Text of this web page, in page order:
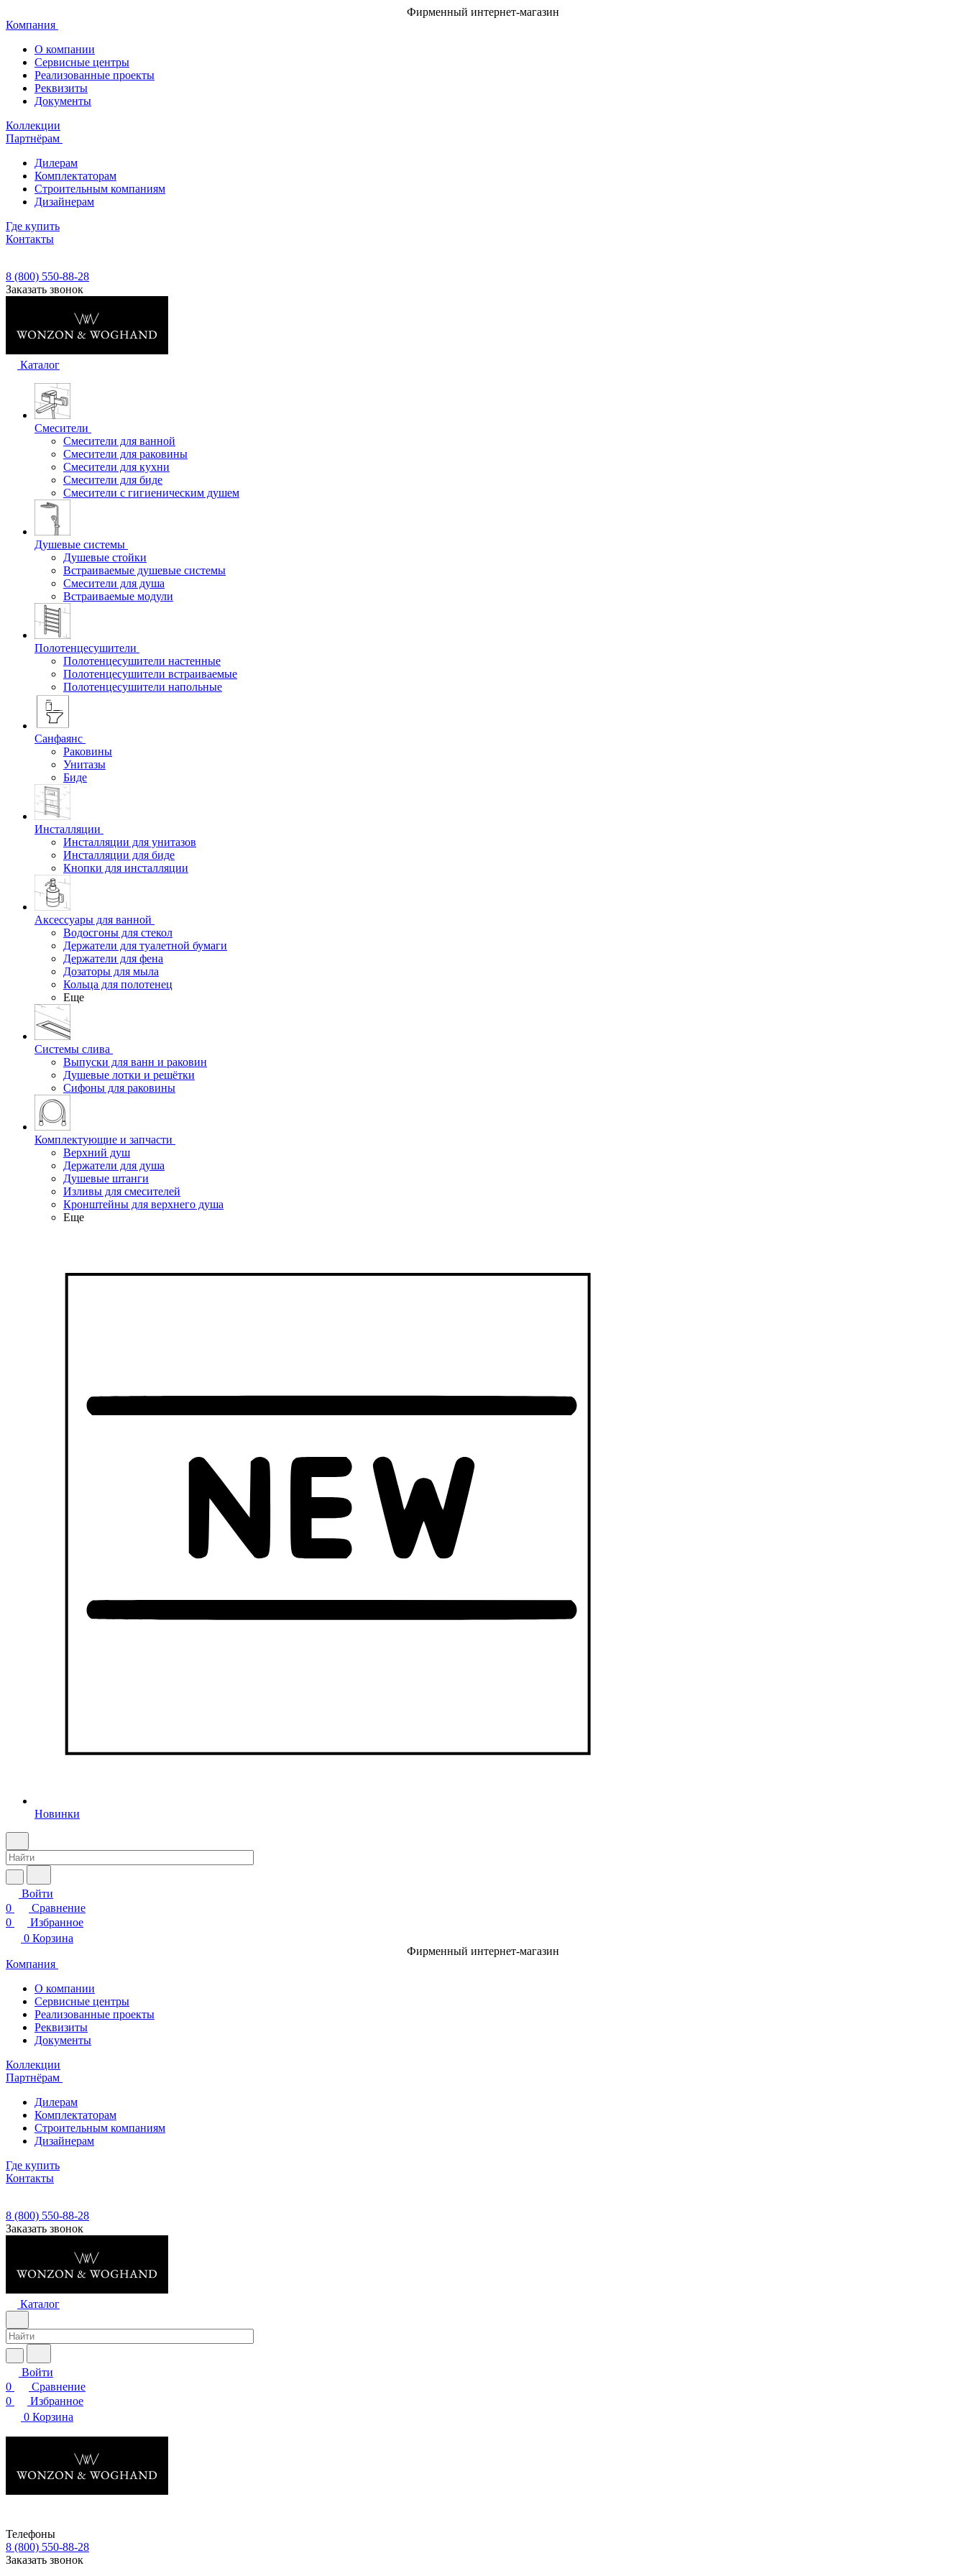
Фирменный интернет-магазин
Компания
О компании
Сервисные центры
Реализованные проекты
Реквизиты
Документы
Коллекции
Партнёрам
Дилерам
Комплектаторам
Строительным компаниям
Дизайнерам
Где купить
Контакты
8 (800) 550-88-28
Заказать звонок
Каталог
Смесители
Смесители для ванной
Смесители для раковины
Смесители для кухни
Смесители для биде
Смесители с гигиеническим душем
Душевые системы
Душевые стойки
Встраиваемые душевые системы
Смесители для душа
Встраиваемые модули
Полотенцесушители
Полотенцесушители настенные
Полотенцесушители встраиваемые
Полотенцесушители напольные
Санфаянс
Раковины
Унитазы
Биде
Инсталляции
Инсталляции для унитазов
Инсталляции для биде
Кнопки для инсталляции
Аксессуары для ванной
Водосгоны для стекол
Держатели для туалетной бумаги
Держатели для фена
Дозаторы для мыла
Кольца для полотенец
Еще
Системы слива
Выпуски для ванн и раковин
Душевые лотки и решётки
Сифоны для раковины
Комплектующие и запчасти
Верхний душ
Держатели для душа
Душевые штанги
Изливы для смесителей
Кронштейны для верхнего душа
Еще
Новинки
Войти
0
Сравнение
0
Избранное
0 Корзина
Фирменный интернет-магазин
Компания
О компании
Сервисные центры
Реализованные проекты
Реквизиты
Документы
Коллекции
Партнёрам
Дилерам
Комплектаторам
Строительным компаниям
Дизайнерам
Где купить
Контакты
8 (800) 550-88-28
Заказать звонок
Каталог
Войти
0
Сравнение
0
Избранное
0 Корзина
Телефоны
8 (800) 550-88-28
Заказать звонок